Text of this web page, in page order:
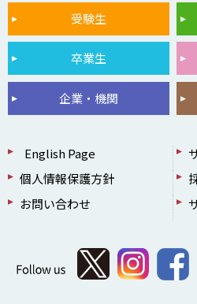
受験生
卒業生
企業・機関
English Page
個人情報保護方針
お問い合わせ